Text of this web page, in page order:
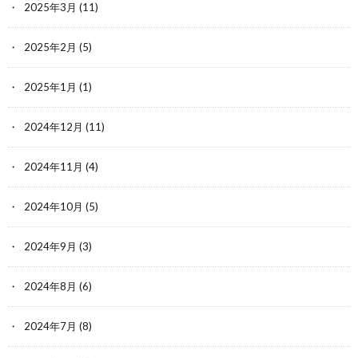
2025年3月 (11)
2025年2月 (5)
2025年1月 (1)
2024年12月 (11)
2024年11月 (4)
2024年10月 (5)
2024年9月 (3)
2024年8月 (6)
2024年7月 (8)